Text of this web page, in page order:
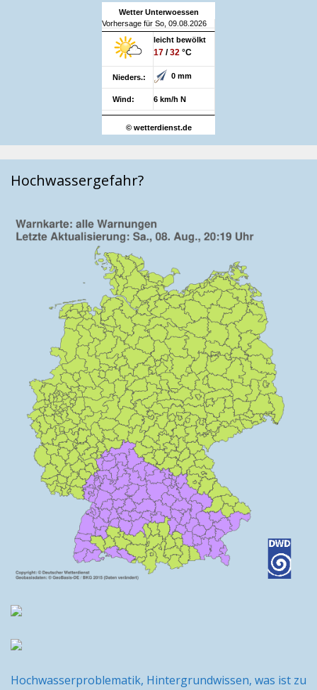
Wetter Unterwoessen
Vorhersage für So, 09.08.2026
leicht bewölkt
17 /32 °C
Nieders.: 0 mm
Wind: 6 km/h N
© wetterdienst.de
Hochwassergefahr?
Hochwasserproblematik, Hintergrundwissen, was ist zu